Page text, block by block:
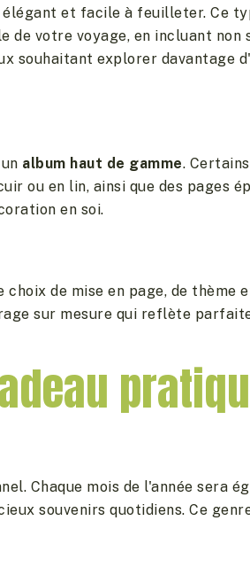
et facile à feuilleter. Ce
votre voyage, en incluant non
souhaitant explorer davantage
album haut de gamme.
ou en lin, ainsi que des pages
en soi.
de mise en page, de thème
sur mesure qui reflète
Chaque mois de l'année sera
souvenirs quotidiens. Ce